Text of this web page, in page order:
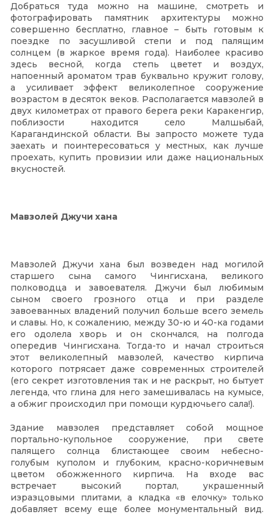
Добраться туда можно на машине, смотреть и
фотографировать памятник архитектуры можно
совершенно бесплатно, главное – быть готовым к
поездке по засушливой степи и под палящим
солнцем (в жаркое время года). Наиболее красиво
здесь весной, когда степь цветет и воздух,
напоенный ароматом трав буквально кружит голову,
а усиливает эффект великолепное сооружение
возрастом в десяток веков. Располагается мавзолей в
двух километрах от правого берега реки Каракенгир,
поблизости находится село Малшыбай,
Карагандинской области. Вы запросто можете туда
заехать и поинтересоваться у местных, как лучше
проехать, купить провизии или даже национальных
вкусностей.
Мавзолей Джучи хана
Мавзолей Джучи хана был возведен над могилой
старшего сына самого Чингисхана, великого
полководца и завоевателя. Джучи был любимым
сыном своего грозного отца и при разделе
завоеванных владений получил больше всего земель
и славы. Но, к сожалению, между 30-ю и 40-ка годами
его одолела хворь и он скончался, на полгода
опередив Чингисхана. Тогда-то и начал строиться
этот великолепный мавзолей, качество кирпича
которого потрясает даже современных строителей
(его секрет изготовления так и не раскрыт, но бытует
легенда, что глина для него замешивалась на кумысе,
а обжиг происходил при помощи курдючьего сала!).
Здание мавзолея представляет собой мощное
портально-купольное сооружение, при свете
палящего солнца блистающее своим небесно-
голубым куполом и глубоким, красно-коричневым
цветом обожженного кирпича. На входе вас
встречает высокий портал, украшенный
изразцовыми плитами, а кладка «в елочку» только
добавляет всему еще более монументальный вид.